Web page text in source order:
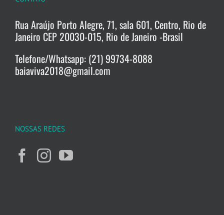
Rua Araújo Porto Alegre, 71, sala 601, Centro, Rio de
Janeiro CEP 20030-015, Rio de Janeiro -Brasil
Telefone/Whatsapp: (21) 99734-8088
baiaviva2018@gmail.com
NOSSAS REDES